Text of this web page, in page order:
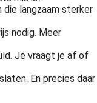
die langzaam sterker
nodig. Meer
Je vraagt je af of
En precies daar